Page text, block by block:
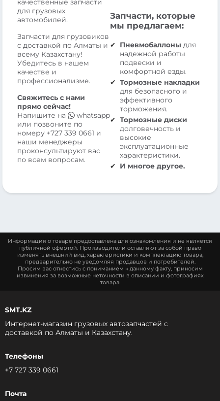
качественные запчасти
для грузовых
автомобилей.
Запчасти для грузовиков
с доставкой по Алматы и
всему Казахстану!
Убедитесь в нашем
качестве и
профессионализме.
Свяжитесь с нами
прямо сейчас!
Напишите на
whatsapp
или позвоните по
номеру +727 339 0661 и
наши менеджеры
проконсультируют вас
по всем вопросам.
Запчасти, которые
мы предлагаем:
Пневмобаллоны для
надежной работы
подвески и
комфортной езды.
Тормозные накладки
для безопасного и
эффективного
торможения.
Тормозные диски
долговечность и
высокие
эксплуатационные
характеристики.
И многое другое.
Информация о товаре предоставлена для ознакомления и не является
публичной офертой. Производители оставляют за собой право
изменять внешний вид, характеристики и комплектацию товара,
предварительно не уведомляя продавцов и потребителей.
Просим вас отнестись с пониманием к данному факту, приносим
извинения за возможные неточности в описании и фотографиях
товара.
SMT.KZ
Интернет-магазин грузовых автозапчастей c
доставкой по Алматы и Казахстану.
Телефоны
+7 727 339 0661
Почта